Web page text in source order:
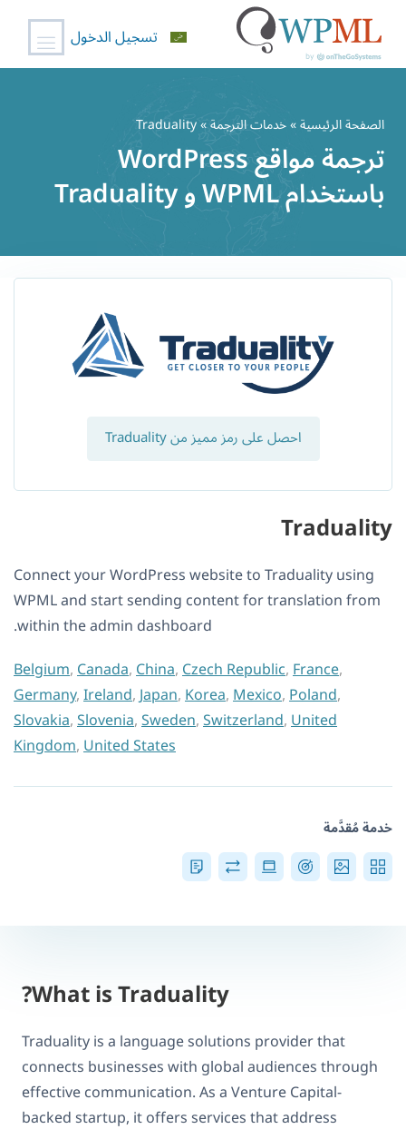
المحتوى
تسجيل الدخول
الصفحة الرئيسية»خدمات الترجمة» Traduality
ترجمة مواقع WordPress
باستخدام WPML و Traduality
احصل على رمز مميز من Traduality
Traduality
Connect your WordPress website to Traduality using
WPML and start sending content for translation from
within the admin dashboard.
Belgium,Canada,China,Czech Republic,France,
Germany,Ireland,Japan,Korea,Mexico,Poland,
Slovakia,Slovenia,Sweden,Switzerland,United
Kingdom,United States
خدمة مُقدَّمة
What is Traduality?
Traduality is a language solutions provider that
connects businesses with global audiences through
effective communication. As a Venture Capital-
backed startup, it offers services that address